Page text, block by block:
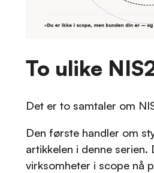
To ulike
Det er to samtaler om
Den første handler om
artikkelen i denne
virksomheter i scope nå